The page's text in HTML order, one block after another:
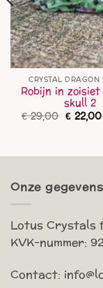
CRYSTAL DRAGON
Robijn in
skull 2
€29,00 prijs
€22,00
Onze gegevens
Lotus Crystals
KVK-nummer:
Contact: